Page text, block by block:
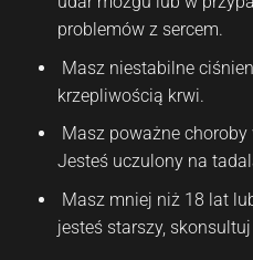
problemów z sercem.
Masz niestabilne
krzepliwością krwi.
Masz poważne
Jesteś uczulony na
Masz mniej niż 18 lat
jesteś starszy,